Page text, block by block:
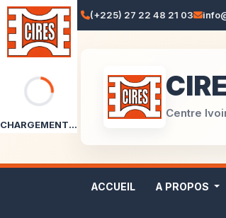
CHARGEMENT...
(+225) 27 22 48 21 03
Centre
ACCUEIL A PROPOS